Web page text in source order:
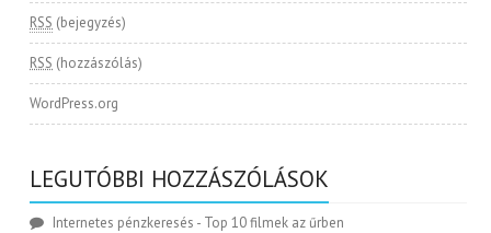
RSS (bejegyzés)
RSS (hozzászólás)
WordPress.org
LEGUTÓBBI HOZZÁSZÓLÁSOK
Internetes pénzkeresés - Top 10 filmek az űrben